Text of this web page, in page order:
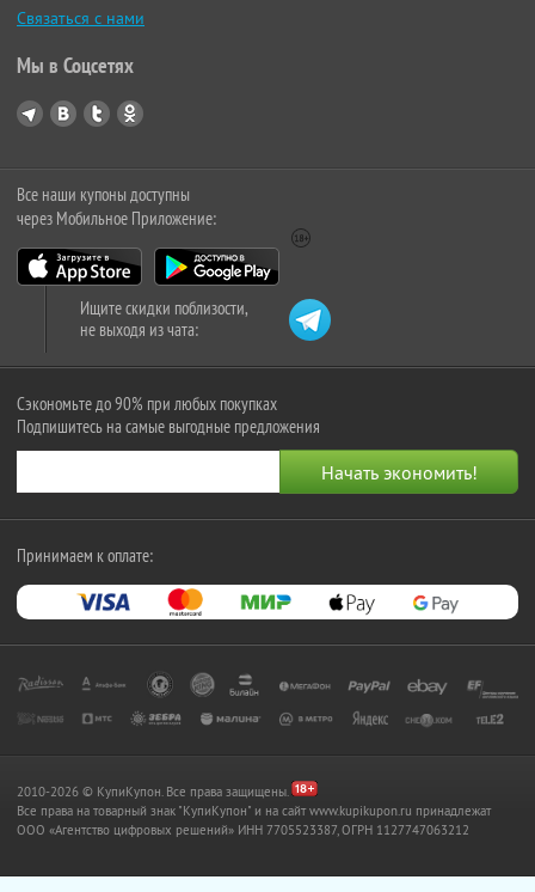
Связаться с нами
Мы в Соцсетях
Все наши купоны доступны
через Мобильное Приложение:
Ищите скидки поблизости,
не выходя из чата:
Сэкономьте до 90% при любых покупках
Подпишитесь на самые выгодные предложения
Принимаем к оплате:
2010-2026 © КупиКупон. Все права защищены.
Все права на товарный знак "КупиКупон" и на сайт www.kupikupon.ru принадлежат
OOO «Агентство цифровых решений» ИНН 7705523387, ОГРН 1127747063212